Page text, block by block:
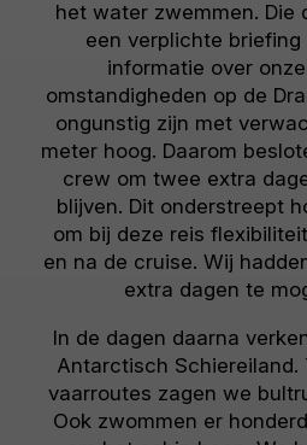
het water zwemmen. Die
een verplichte
informatie over
omstandigheden op de
ongunstig zijn met
meter hoog. Daarom
crew om twee extra
blijven. Dit onderstreept
om bij deze reis
en na de cruise. Wij
extra dagen te
In de dagen daarna
Antarctisch Schiereiland.
vaarroutes zagen we
Ook zwommen er